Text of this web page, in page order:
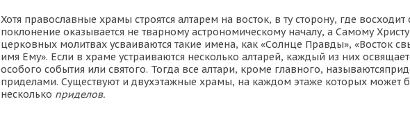
Хотя православные храмы строятся алтарем на восток, в ту сторону, где
поклонение оказывается не тварному астрономическому началу, а Самому
церковных молитвах усваиваются такие имена, как «Солнце Правды», «Восток
имя Ему». Если в храме устраиваются несколько алтарей, каждый из них
особого события или святого. Тогда все алтари, кроме главного, называются
приделами.Существуют и двухэтажные храмы, на каждом этаже которых может
несколько приделов.